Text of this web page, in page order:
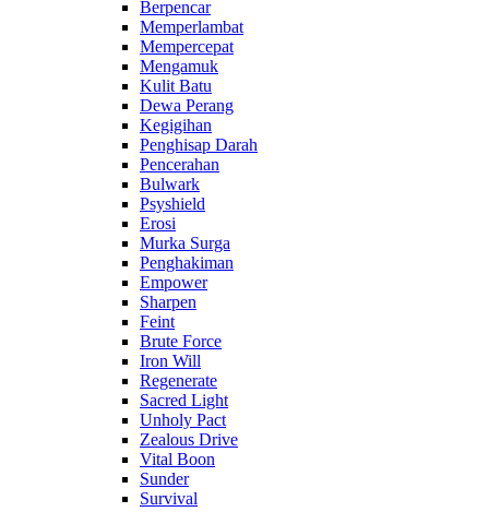
Berpencar
Memperlambat
Mempercepat
Mengamuk
Kulit Batu
Dewa Perang
Kegigihan
Penghisap Darah
Pencerahan
Bulwark
Psyshield
Erosi
Murka Surga
Penghakiman
Empower
Sharpen
Feint
Brute Force
Iron Will
Regenerate
Sacred Light
Unholy Pact
Zealous Drive
Vital Boon
Sunder
Survival